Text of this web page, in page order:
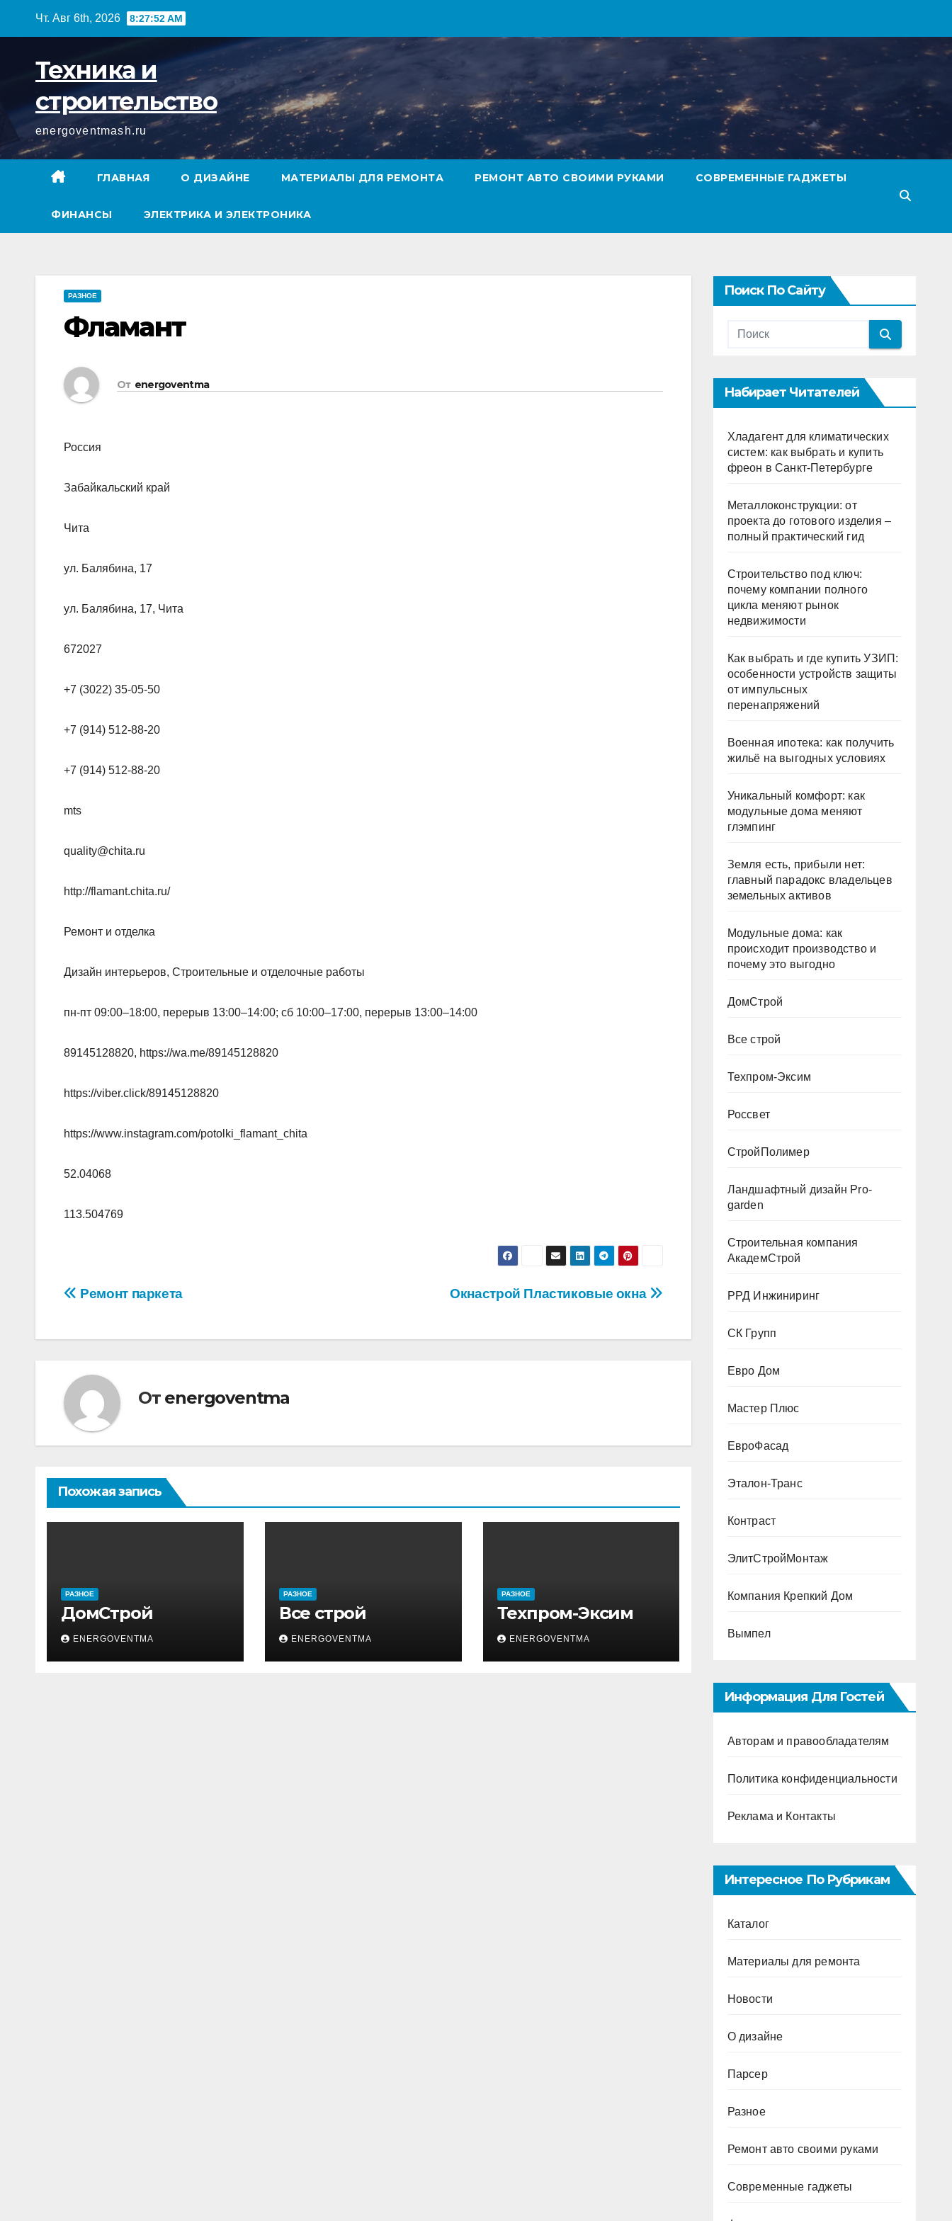
Чт. Авг 6th, 2026 8:27:53 AM
Техника и
строительство
energoventmash.ru
ГЛАВНАЯ О ДИЗАЙНЕ МАТЕРИАЛЫ ДЛЯ РЕМОНТА РЕМОНТ АВТО СВОИМИ РУКАМИ СОВРЕМЕННЫЕ ГАДЖЕТЫ
ФИНАНСЫ ЭЛЕКТРИКА И ЭЛЕКТРОНИКА
РАЗНОЕ
Фламант
От energoventma
Россия
Забайкальский край
Чита
ул. Балябина, 17
ул. Балябина, 17, Чита
672027
+7 (3022) 35-05-50
+7 (914) 512-88-20
+7 (914) 512-88-20
mts
quality@chita.ru
http://flamant.chita.ru/
Ремонт и отделка
Дизайн интерьеров, Строительные и отделочные работы
пн-пт 09:00–18:00, перерыв 13:00–14:00; сб 10:00–17:00, перерыв 13:00–14:00
89145128820, https://wa.me/89145128820
https://viber.click/89145128820
https://www.instagram.com/potolki_flamant_chita
52.04068
113.504769
Навигация
Окнастрой Пластиковые окна
Ремонт паркета
От energoventma
Похожая запись
РАЗНОЕ
ДомСтрой
ENERGOVENTMA
РАЗНОЕ
Все строй
ENERGOVENTMA
РАЗНОЕ
Техпром-Эксим
ENERGOVENTMA
Поиск По Сайту
Набирает Читателей
Хладагент для климатических
систем: как выбрать и купить
фреон в Санкт-Петербурге
Металлоконструкции: от
проекта до готового изделия –
полный практический гид
Строительство под ключ:
почему компании полного
цикла меняют рынок
недвижимости
Как выбрать и где купить УЗИП:
особенности устройств защиты
от импульсных
перенапряжений
Военная ипотека: как получить
жильё на выгодных условиях
Уникальный комфорт: как
модульные дома меняют
глэмпинг
Земля есть, прибыли нет:
главный парадокс владельцев
земельных активов
Модульные дома: как
происходит производство и
почему это выгодно
ДомСтрой
Все строй
Техпром-Эксим
Россвет
СтройПолимер
Ландшафтный дизайн Pro-
garden
Строительная компания
АкадемСтрой
РРД Инжиниринг
СК Групп
Евро Дом
Мастер Плюс
ЕвроФасад
Эталон-Транс
Контраст
ЭлитСтройМонтаж
Компания Крепкий Дом
Вымпел
Информация Для Гостей
Авторам и правообладателям
Политика конфиденциальности
Реклама и Контакты
Интересное По Рубрикам
Каталог
Материалы для ремонта
Новости
О дизайне
Парсер
Разное
Ремонт авто своими руками
Современные гаджеты